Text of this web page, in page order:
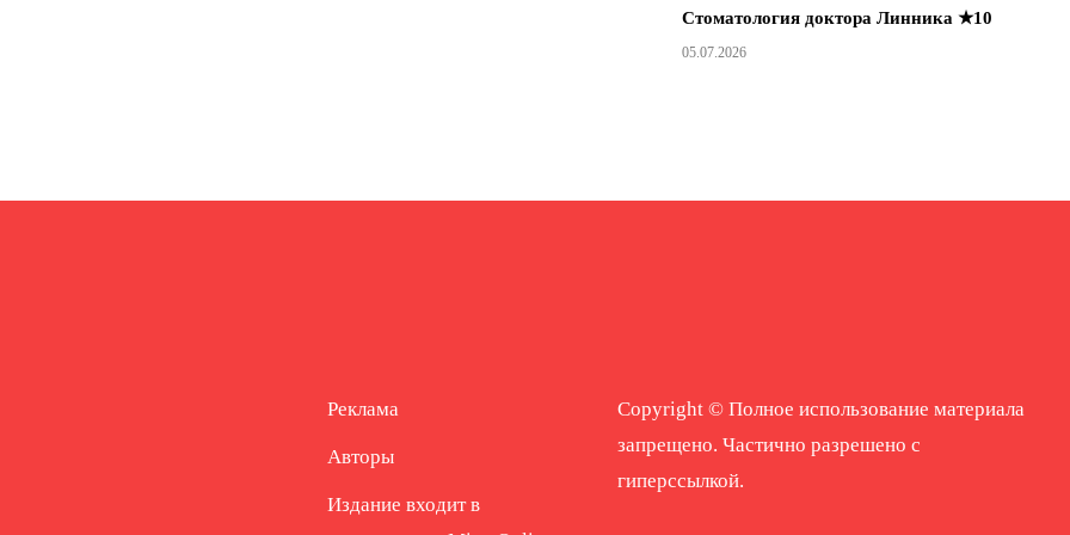
Стоматология доктора Линника ★10
05.07.2026
Реклама
Авторы
Издание входит в
Copyright © Полное использование материала
запрещено. Частично разрешено с
гиперссылкой.